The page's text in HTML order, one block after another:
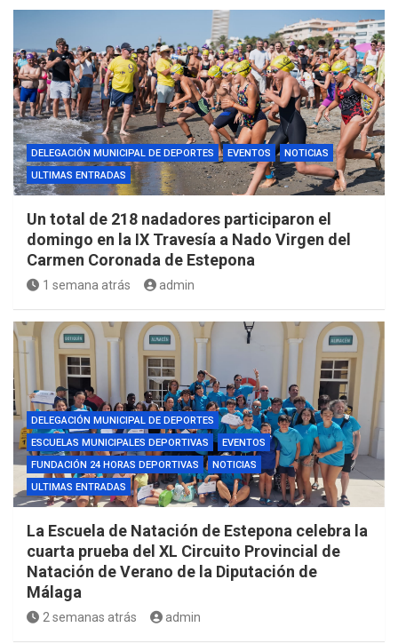
DELEGACIÓN MUNICIPAL DE DEPORTES EVENTOS
NOTICIAS
ULTIMAS ENTRADAS
Un total de 218 nadadores participaron el
domingo en la IX Travesía a Nado Virgen del
Carmen Coronada de Estepona
1 semana atrás admin
DELEGACIÓN MUNICIPAL DE DEPORTES
ESCUELAS MUNICIPALES DEPORTIVAS
EVENTOS
FUNDACIÓN 24 HORAS DEPORTIVAS
NOTICIAS
ULTIMAS ENTRADAS
La Escuela de Natación de Estepona celebra la
cuarta prueba del XL Circuito Provincial de
Natación de Verano de la Diputación de
Málaga
2 semanas atrás admin